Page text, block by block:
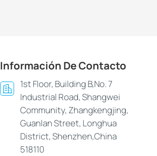
Información De Contacto
1st Floor, Building B,No. 7
Industrial Road, Shangwei
Community, Zhangkengjing,
Guanlan Street, Longhua
District, Shenzhen,China
518110